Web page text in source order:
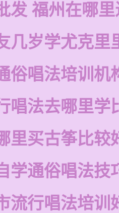
发 福州在哪
几岁学尤克里
俗唱法培训机
唱法去哪里学
里买古筝比较
学通俗唱法技
流行唱法培训